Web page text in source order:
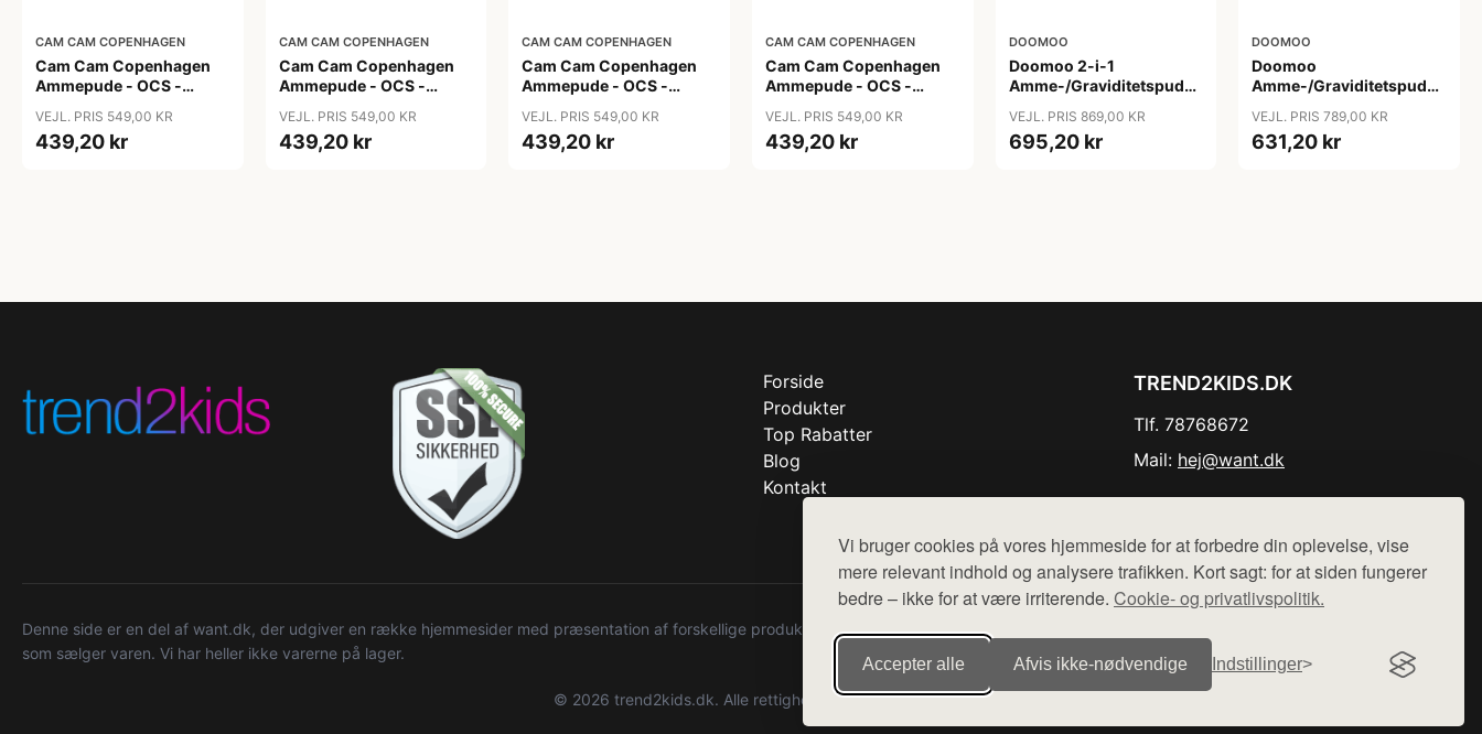
Vi bruger cookies på vores hjemmeside for at forbedre din oplevelse, vise
mere relevant indhold og analysere trafikken. Kort sagt: for at siden fungerer
bedre – ikke for at være irriterende. Cookie- og privatlivspolitik.
Accepter alle Afvis ikke‑nødvendige Indstillinger
CAM CAM COPENHAGEN
Cam Cam Copenhagen
Ammepude - OCS -
VEJL. PRIS 549,00 KR
439,20 kr
CAM CAM COPENHAGEN
Cam Cam Copenhagen
Ammepude - OCS -
VEJL. PRIS 549,00 KR
439,20 kr
CAM CAM COPENHAGEN
Cam Cam Copenhagen
Ammepude - OCS -
VEJL. PRIS 549,00 KR
439,20 kr
CAM CAM COPENHAGEN
Cam Cam Copenhagen
Ammepude - OCS -
VEJL. PRIS 549,00 KR
439,20 kr
DOOMOO
Doomoo 2-i-1
Amme-/Graviditetspude
VEJL. PRIS 869,00 KR
695,20 kr
DOOMOO
Doomoo
Amme-/Graviditetspude
VEJL. PRIS 789,00 KR
631,20 kr
Forside
Produkter
Top Rabatter
Blog
Kontakt
TREND2KIDS.DK
Tlf. 78768672
Mail: hej@want.dk
Denne side er en del af want.dk, der udgiver en række hjemmesider med præsentation af forskellige produkter fra diverse webshops. Der sælges ikke varer fra denne side - vi henviser til de shops,
som sælger varen. Vi har heller ikke varerne på lager.
© 2026 trend2kids.dk. Alle rettigheder forbeholdes.